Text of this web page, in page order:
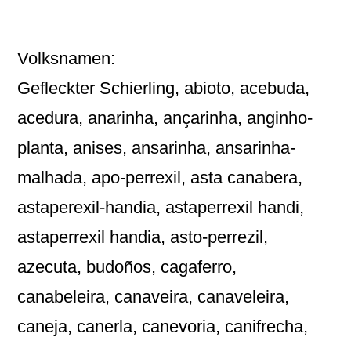
Volksnamen:
Gefleckter Schierling, abioto, acebuda,
acedura, anarinha, ançarinha, anginho-
planta, anises, ansarinha, ansarinha-
malhada, apo-perrexil, asta canabera,
astaperexil-handia, astaperrexil handi,
astaperrexil handia, asto-perrezil,
azecuta, budoños, cagaferro,
canabeleira, canaveira, canaveleira,
caneja, canerla, canevoria, canifrecha,